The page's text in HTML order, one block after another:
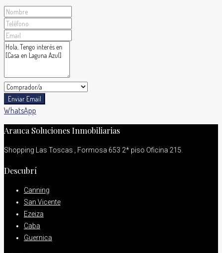
Enviar Email
WhatsApp
Arauca Soluciones Inmobiliarias
Shopping Las Toscas , Formosa 653 2* piso Oficina 215.
Descubrí
Canning
San Vicente
Ezeiza
Caba
Guernica